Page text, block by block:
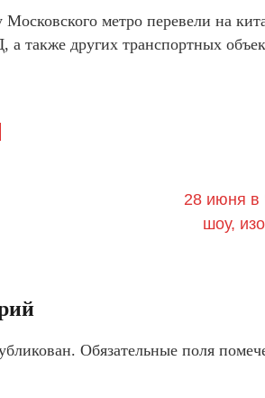
Московского метро перевели на
других транспортных
28 июня в
шоу,
Обязательные поля